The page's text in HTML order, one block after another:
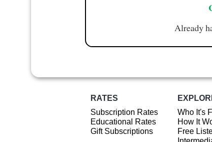
Already
RATES
Subscription Rates
Educational Rates
Gift Subscriptions
Who It's
How It
Free